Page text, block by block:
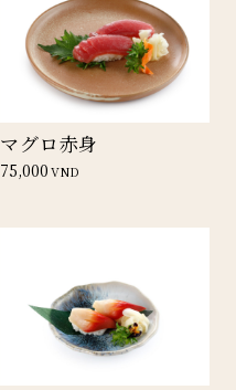
マグロ赤身
75,000VND